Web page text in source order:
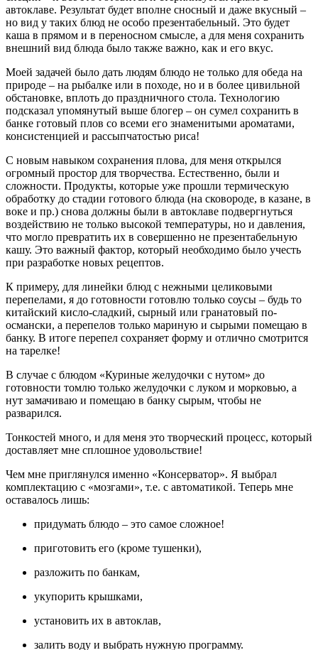
автоклаве. Результат будет вполне сносный и даже вкусный –
но вид у таких блюд не особо презентабельный. Это будет
каша в прямом и в переносном смысле, а для меня сохранить
внешний вид блюда было также важно, как и его вкус.
Моей задачей было дать людям блюдо не только для обеда на
природе – на рыбалке или в походе, но и в более цивильной
обстановке, вплоть до праздничного стола. Технологию
подсказал упомянутый выше блогер – он сумел сохранить в
банке готовый плов со всеми его знаменитыми ароматами,
консистенцией и рассыпчатостью риса!
С новым навыком сохранения плова, для меня открылся
огромный простор для творчества. Естественно, были и
сложности. Продукты, которые уже прошли термическую
обработку до стадии готового блюда (на сковороде, в казане, в
воке и пр.) снова должны были в автоклаве подвергнуться
воздействию не только высокой температуры, но и давления,
что могло превратить их в совершенно не презентабельную
кашу. Это важный фактор, который необходимо было учесть
при разработке новых рецептов.
К примеру, для линейки блюд с нежными целиковыми
перепелами, я до готовности готовлю только соусы – будь то
китайский кисло-сладкий, сырный или гранатовый по-
османски, а перепелов только мариную и сырыми помещаю в
банку. В итоге перепел сохраняет форму и отлично смотрится
на тарелке!
В случае с блюдом «Куриные желудочки с нутом» до
готовности томлю только желудочки с луком и морковью, а
нут замачиваю и помещаю в банку сырым, чтобы не
разварился.
Тонкостей много, и для меня это творческий процесс, который
доставляет мне сплошное удовольствие!
Чем мне приглянулся именно «Консерватор». Я выбрал
комплектацию с «мозгами», т.е. с автоматикой. Теперь мне
оставалось лишь:
придумать блюдо – это самое сложное!
приготовить его (кроме тушенки),
разложить по банкам,
укупорить крышками,
установить их в автоклав,
залить воду и выбрать нужную программу.